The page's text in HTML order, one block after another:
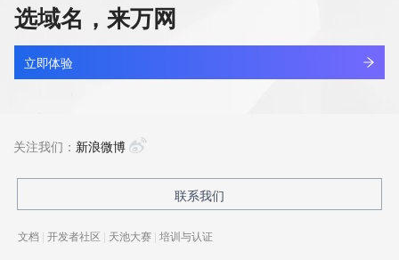
131910.xyz
最近查询
查看详情
最近查询
选域名，来万网
立即体验
关注我们： 新浪微博
联系我们
文档 | 开发者社区 | 天池大赛 | 培训与认证